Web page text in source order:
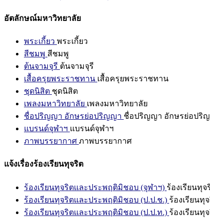
อัตลักษณ์มหาวิทยาลัย
พระเกี้ยว พระเกี้ยว
สีชมพู สีชมพู
ต้นจามจุรี ต้นจามจุรี
เสื้อครุยพระราชทาน เสื้อครุยพระราชทาน
ชุดนิสิต ชุดนิสิต
เพลงมหาวิทยาลัย เพลงมหาวิทยาลัย
ชื่อปริญญา อักษรย่อปริญญา ชื่อปริญญา อักษรย่อปริ
แบรนด์จุฬาฯ แบรนด์จุฬาฯ
ภาพบรรยากาศ ภาพบรรยากาศ
แจ้งเรื่องร้องเรียนทุจริต
ร้องเรียนทุจริตและประพฤติมิชอบ (จุฬาฯ) ร้องเรียนทุ
ร้องเรียนทุจริตและประพฤติมิชอบ (ป.ป.ช.) ร้องเรียนทุ
ร้องเรียนทุจริตและประพฤติมิชอบ (ป.ป.ท.) ร้องเรียนทุ